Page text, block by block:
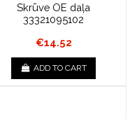
Skrūve OE daļa
33321095102
€14.52
ADD TO CART